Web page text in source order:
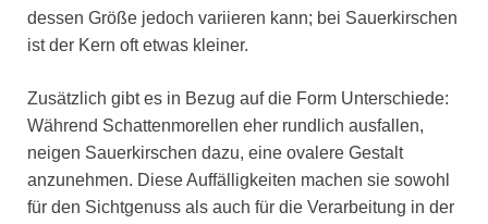
dessen Größe jedoch variieren kann; bei Sauerkirschen
ist der Kern oft etwas kleiner.
Zusätzlich gibt es in Bezug auf die Form Unterschiede:
Während Schattenmorellen eher rundlich ausfallen,
neigen Sauerkirschen dazu, eine ovalere Gestalt
anzunehmen. Diese Auffälligkeiten machen sie sowohl
für den Sichtgenuss als auch für die Verarbeitung in der